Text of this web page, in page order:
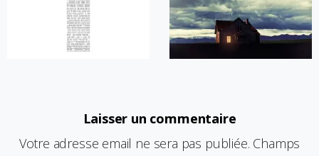
Laisser un commentaire
Votre adresse email ne sera pas publiée. Champs